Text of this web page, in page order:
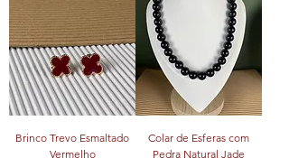
Brinco Trevo Esmaltado
Vermelho
Colar de Esferas com
Pedra Natural Jade